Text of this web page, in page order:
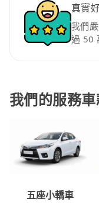
真實
我們
過 50
我們的服務
五座小轎車